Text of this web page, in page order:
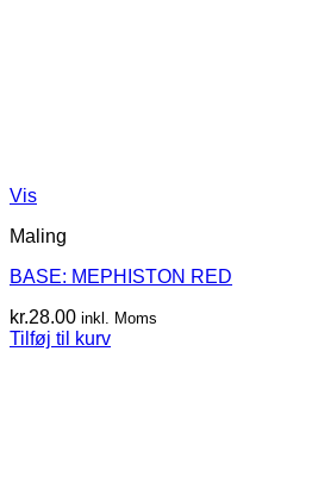
Vis
Maling
BASE: MEPHISTON RED
kr.28.00 inkl. Moms
Tilføj til kurv